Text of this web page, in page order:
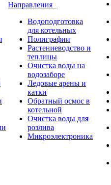
Направления
Водоподготовка
для котельных
Полиграфии
Растениеводство и
теплицы
Очистка воды на
водозаборе
Ледовые арены и
катки
Обратный осмос в
котельной
Очистка воды для
розлива
Микроэлектроника